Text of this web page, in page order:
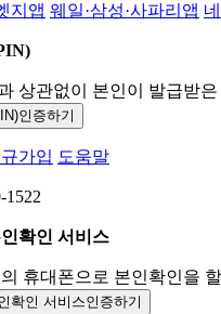
지앱 웨일·삼성·사파리앱
상관없이 본인이 발급받은
인증하기
가입 도움말
1522
확인 서비스
휴대폰으로 본인확인을
확인 서비스인증하기